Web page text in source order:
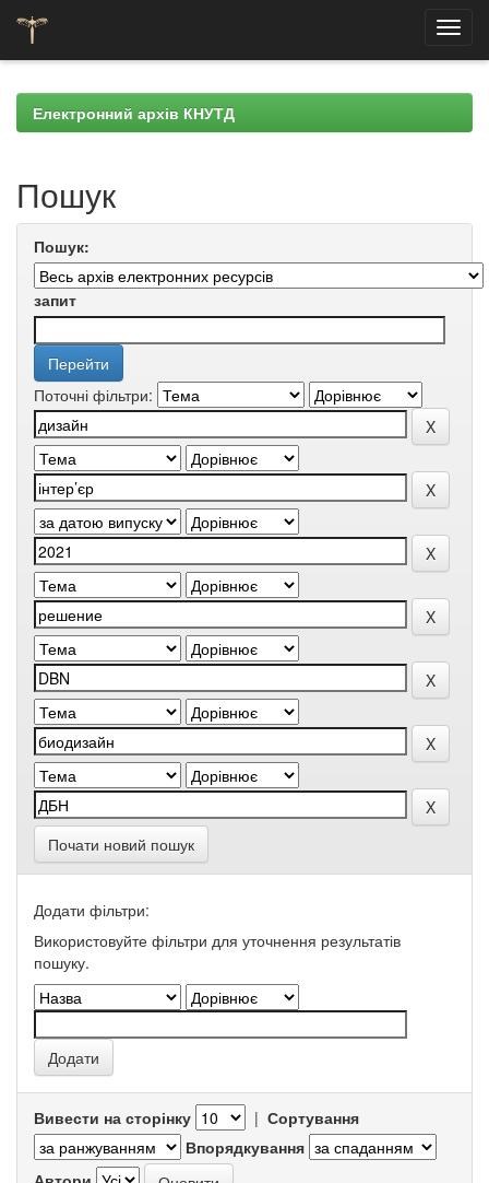
navigationЕлектронний архів КНУТД
Пошук
Пошук:
запит
Поточні фільтри:
Почати новий пошук
Додати фільтри:
Використовуйте фільтри для уточнення результатів
пошуку.
Вивести на сторінку | Сортування
Впорядкування